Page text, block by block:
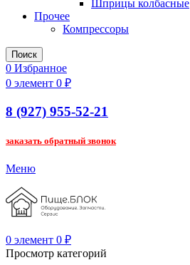
Шприцы колбасные
Прочее
Компрессоры
Поиск
0 Избранное
0 элемент 0 ₽
8 (927) 955-52-21
заказать обратный звонок
Меню
0 элемент 0 ₽
Просмотр категорий